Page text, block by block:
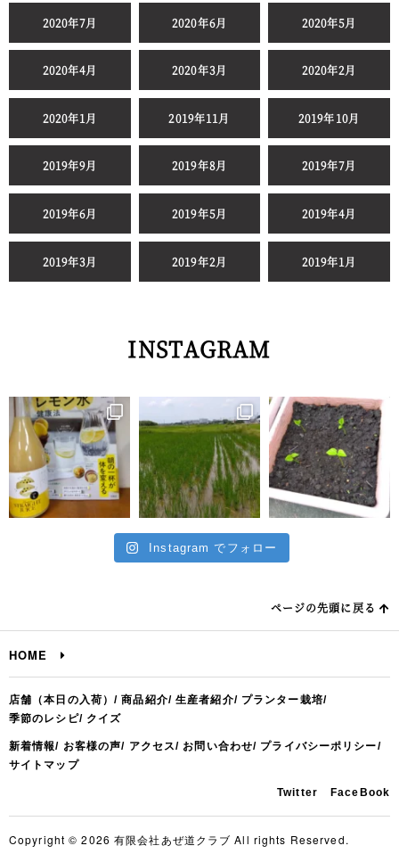
2020年7月 2020年6月 2020年5月
2020年4月 2020年3月 2020年2月
2020年1月 2019年11月 2019年10月
2019年9月 2019年8月 2019年7月
2019年6月 2019年5月 2019年4月
2019年3月 2019年2月 2019年1月
INSTAGRAM
Instagram でフォロー
ページの先頭に戻る
HOME
店舗（本日の入荷） 商品紹介 生産者紹介
プランター栽培
季節のレシピ
クイズ
新着情報 お客様の声 アクセス お問い合わせ
プライバシーポリシー
サイトマップ
Twitter FaceBook
Copyright © 2026 有限会社あぜ道クラブ All rights Reserved.